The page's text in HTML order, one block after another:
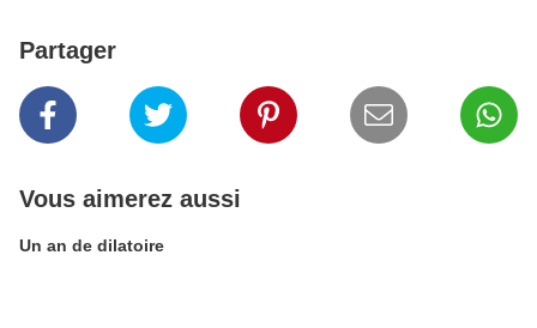
Partager
Vous aimerez aussi
Un an de dilatoire